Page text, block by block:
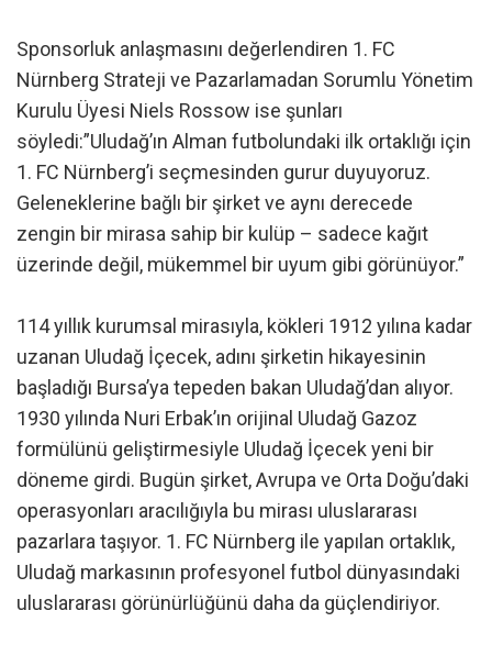
Sponsorluk anlaşmasını değerlendiren 1. FC
Nürnberg Strateji ve Pazarlamadan Sorumlu Yönetim
Kurulu Üyesi Niels Rossow ise şunları
söyledi:”Uludağ’ın Alman futbolundaki ilk ortaklığı için
1. FC Nürnberg’i seçmesinden gurur duyuyoruz.
Geleneklerine bağlı bir şirket ve aynı derecede
zengin bir mirasa sahip bir kulüp – sadece kağıt
üzerinde değil, mükemmel bir uyum gibi görünüyor.”
114 yıllık kurumsal mirasıyla, kökleri 1912 yılına kadar
uzanan Uludağ İçecek, adını şirketin hikayesinin
başladığı Bursa’ya tepeden bakan Uludağ’dan alıyor.
1930 yılında Nuri Erbak’ın orijinal Uludağ Gazoz
formülünü geliştirmesiyle Uludağ İçecek yeni bir
döneme girdi. Bugün şirket, Avrupa ve Orta Doğu’daki
operasyonları aracılığıyla bu mirası uluslararası
pazarlara taşıyor. 1. FC Nürnberg ile yapılan ortaklık,
Uludağ markasının profesyonel futbol dünyasındaki
uluslararası görünürlüğünü daha da güçlendiriyor.